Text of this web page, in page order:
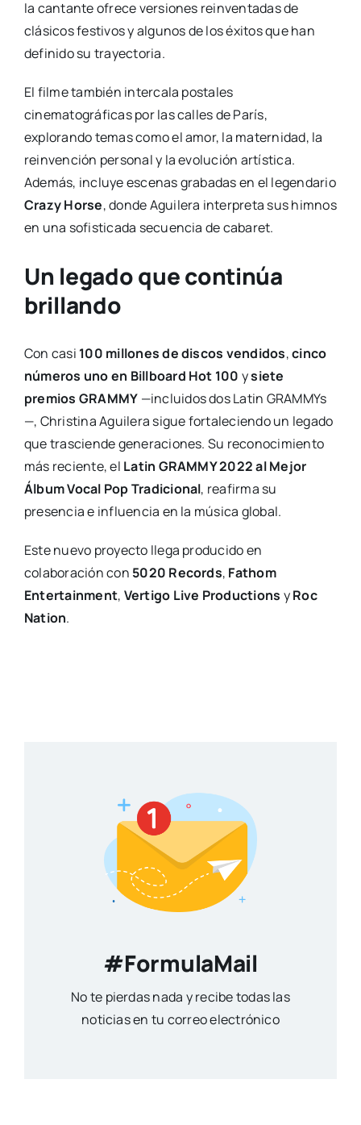
la cantante ofrece versiones reinventadas de
clásicos festivos y algunos de los éxitos que han
definido su trayectoria.
El filme también intercala postales
cinematográficas por las calles de París,
explorando temas como el amor, la maternidad, la
reinvención personal y la evolución artística.
Además, incluye escenas grabadas en el legendario
Crazy Horse, donde Aguilera interpreta sus himnos
en una sofisticada secuencia de cabaret.
Un legado que continúa
brillando
Con casi 100 millones de discos vendidos,cinco
números uno en Billboard Hot 100 ysiete
premios GRAMMY —incluidos dos Latin GRAMMYs
—, Christina Aguilera sigue fortaleciendo un legado
que trasciende generaciones. Su reconocimiento
más reciente, el Latin GRAMMY 2022 al Mejor
Álbum Vocal Pop Tradicional, reafirma su
presencia e influencia en la música global.
Este nuevo proyecto llega producido en
colaboración con 5020 Records, Fathom
Entertainment, Vertigo Live Productions yRoc
Nation.
#FormulaMail
No te pierdas nada y recibe todas las
noticias en tu correo electrónico